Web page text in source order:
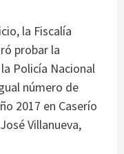
la Fiscalía
probar la
Policía Nacional
número de
2017 en Caserío
Villanueva,